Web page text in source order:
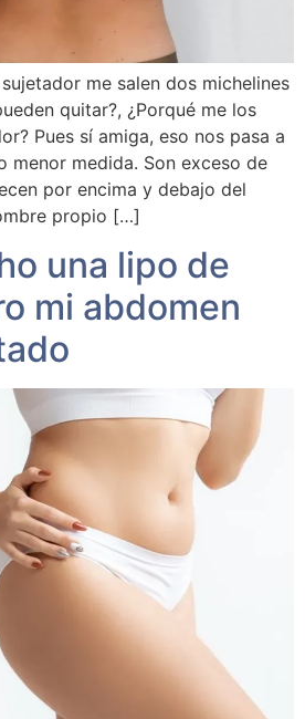
me salen dos michelines
quitar?, ¿Porqué me los
Pues sí amiga, eso nos pasa a
menor medida. Son exceso de
por encima y debajo del
propio […]
una lipo de
mi abdomen